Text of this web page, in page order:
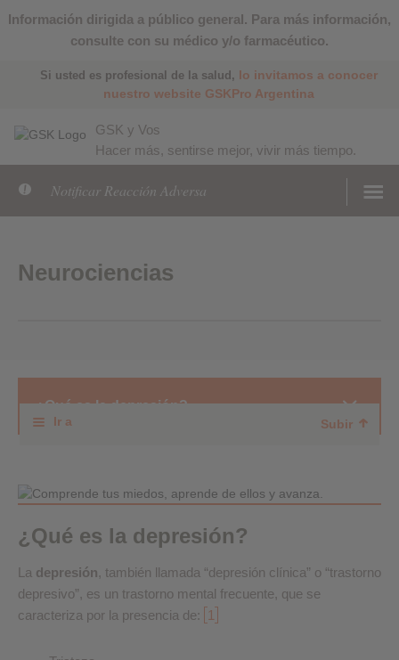
Información dirigida a público general. Para más información,
consulte con su médico y/o farmacéutico.
Si usted es profesional de la salud, lo invitamos a conocer
nuestro website GSKPro Argentina
GSK y Vos
Hacer más, sentirse mejor, vivir más tiempo.
Notificar Reacción Adversa
Neurociencias
¿Qué es la depresión?
Ir a Subir
¿Qué es la depresión?
La depresión, también llamada “depresión clínica” o “trastorno
depresivo”, es un trastorno mental frecuente, que se
caracteriza por la presencia de:
1